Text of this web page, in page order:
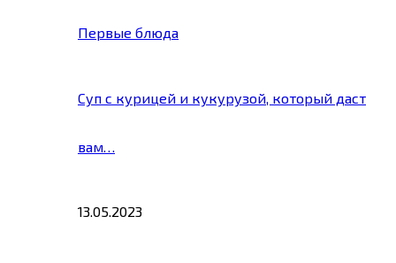
Первые блюда
Суп с курицей и кукурузой, который даст
вам…
13.05.2023